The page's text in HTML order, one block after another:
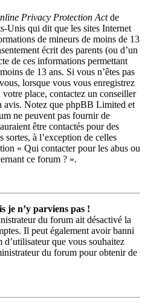
Privacy Protection Actde
Unis qui dit que les sites Internet
de mineurs de moins de 13
écrit des parents (ou d’un
de ces informations permettant
de 13 ans. Si vous n’êtes pas
lorsque vous vous enregistrez
place, contactez un conseiller
avis. Notez que phpBB Limited et
ne peuvent pas fournir de
être contactés pour des
sortes, à l’exception de celles
« Qui contacter pour les abus ou
ce forum ? ».
je n’y parviens pas !
du forum ait désactivé la
Il peut également avoir banni
que vous souhaitez
du forum pour obtenir de